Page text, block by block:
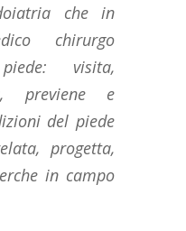
che in
chirurgo
visita,
previene e
del piede
progetta,
in campo